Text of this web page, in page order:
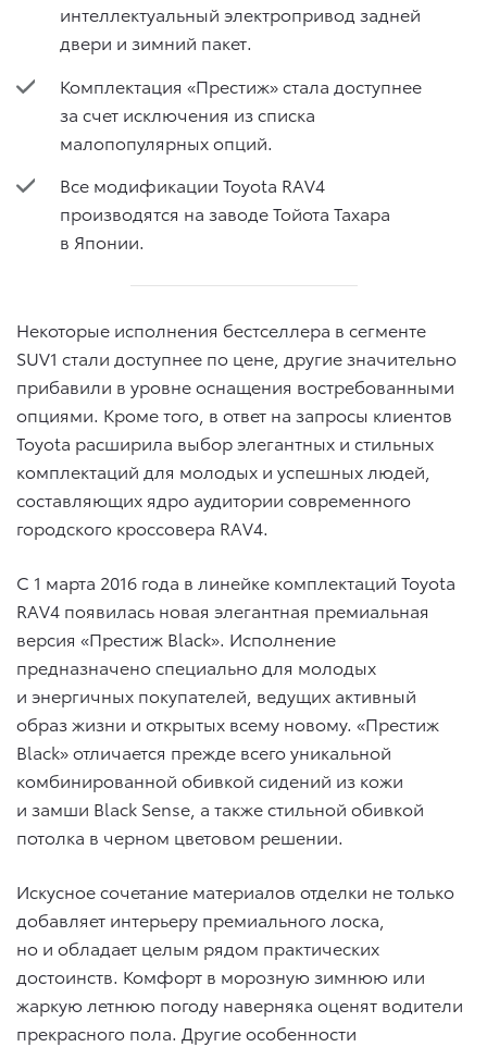
интеллектуальный электропривод задней
двери и зимний пакет.
Комплектация «Престиж» стала доступнее
за счет исключения из списка
малопопулярных опций.
Все модификации Toyota RAV4
производятся на заводе Тойота Тахара
в Японии.
Некоторые исполнения бестселлера в сегменте
SUV1 стали доступнее по цене, другие значительно
прибавили в уровне оснащения востребованными
опциями. Кроме того, в ответ на запросы клиентов
Toyota расширила выбор элегантных и стильных
комплектаций для молодых и успешных людей,
составляющих ядро аудитории современного
городского кроссовера RAV4.
С 1 марта 2016 года в линейке комплектаций Toyota
RAV4 появилась новая элегантная премиальная
версия «Престиж Black». Исполнение
предназначено специально для молодых
и энергичных покупателей, ведущих активный
образ жизни и открытых всему новому. «Престиж
Black» отличается прежде всего уникальной
комбинированной обивкой сидений из кожи
и замши Black Sense, а также стильной обивкой
потолка в черном цветовом решении.
Искусное сочетание материалов отделки не только
добавляет интерьеру премиального лоска,
но и обладает целым рядом практических
достоинств. Комфорт в морозную зимнюю или
жаркую летнюю погоду наверняка оценят водители
прекрасного пола. Другие особенности